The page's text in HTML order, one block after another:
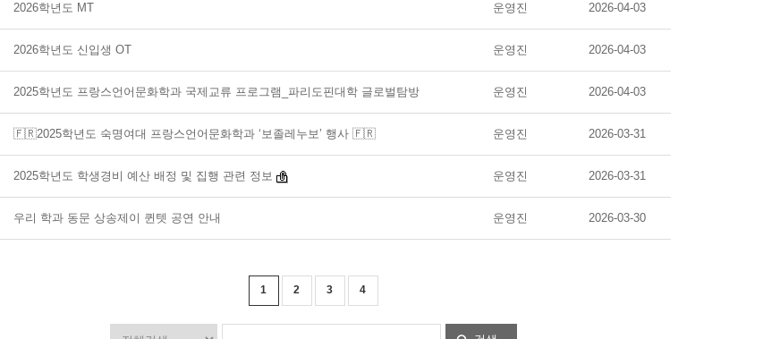
2026학년도 MT 운영진 2026-04-03
2026학년도 신입생 OT 운영진 2026-04-03
2025학년도 프랑스언어문화학과 국제교류 프로그램_파리도핀대학 글로벌탐방 운영진 2026-04-03
🇫🇷2025학년도 숙명여대 프랑스언어문화학과 ‘보졸레누보’ 행사 🇫🇷 운영진 2026-03-31
2025학년도 학생경비 예산 배정 및 집행 관련 정보 운영진 2026-03-31
우리 학과 동문 상송제이 퀸텟 공연 안내 운영진 2026-03-30
1 2 3 4